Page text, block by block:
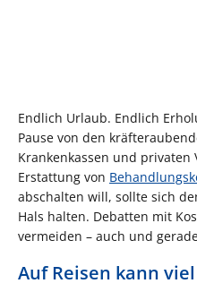
Endlich Urlaub. Endlich
Pause von den
Krankenkassen und
Erstattung von
abschalten will, sollte sich
Hals halten. Debatten mit
vermeiden – auch und
Auf Reisen kann